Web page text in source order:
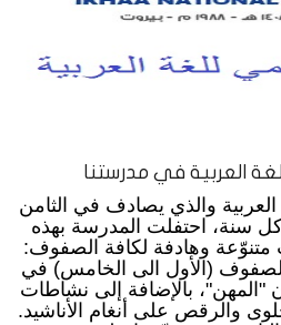
العربية في مدرستنا
العربية والذي يصادف في الثامن
سنة، احتفلت المدرسة بهذه
متنوّعة وهادفة لكافة الصفوف:
(الأول الى الخامس) في
بالإضافة إلى نشاطات
والرقص على أنغام الأناشيد.